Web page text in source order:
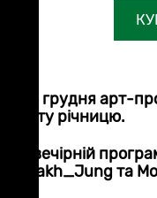
28 грудня арт-
6-ту річницю.
У вечірній
Ptakh_Jung та